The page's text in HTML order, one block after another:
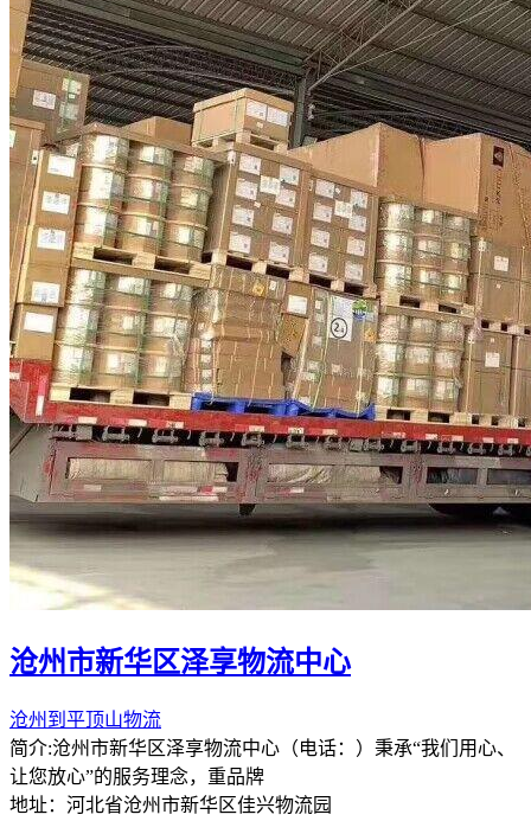
沧州市新华区泽享物流中心
沧州到平顶山物流
简介:沧州市新华区泽享物流中心（电话：）秉承“我们用心、
让您放心”的服务理念，重品牌
地址：河北省沧州市新华区佳兴物流园